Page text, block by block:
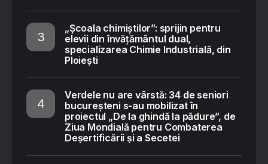
„Școala chimiștilor”: sprijin pentru
elevii din învățământul dual,
specializarea Chimie Industrială, din
Ploiești
Verdele nu are vârstă: 34 de seniori
bucureșteni s-au mobilizat în
proiectul „De la ghindă la pădure”, de
Ziua Mondială pentru Combaterea
Deșertificării și a Secetei